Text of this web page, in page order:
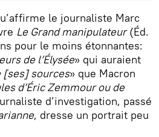
le journaliste Marc
Le Grand manipulateur(Éd.
pour le moins étonnantes:
de l’Élysée» qui auraient
[ses] sources» que Macron
d’Éric Zemmour ou de
d’investigation, passé
, dresse un portrait peu